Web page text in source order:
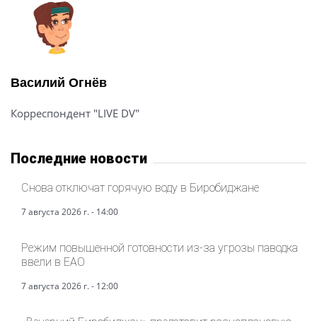
Василий Огнёв
Корреспондент "LIVE DV"
Последние новости
Снова отключат горячую воду в Биробиджане
7 августа 2026 г. - 14:00
Режим повышенной готовности из-за угрозы паводка
ввели в ЕАО
7 августа 2026 г. - 12:00